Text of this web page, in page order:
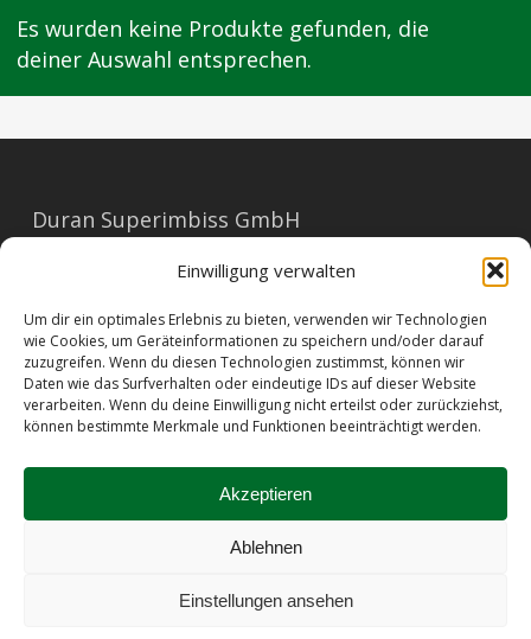
Einwilligung verwalten
Um dir ein optimales Erlebnis zu bieten, verwenden wir Technologien
wie Cookies, um Geräteinformationen zu speichern und/oder darauf
zuzugreifen. Wenn du diesen Technologien zustimmst, können wir
Daten wie das Surfverhalten oder eindeutige IDs auf dieser Website
verarbeiten. Wenn du deine Einwilligung nicht erteilst oder zurückziehst,
können bestimmte Merkmale und Funktionen beeinträchtigt werden.
Akzeptieren
Ablehnen
Einstellungen ansehen
Es wurden keine Produkte gefunden, die
deiner Auswahl entsprechen.
Duran Superimbiss GmbH
E-Mail: office@duran.at
Tel: 01/596 23 73
|
Datenschutz|Allergene|Kontakt
© 2026 Duran Sandwiches.